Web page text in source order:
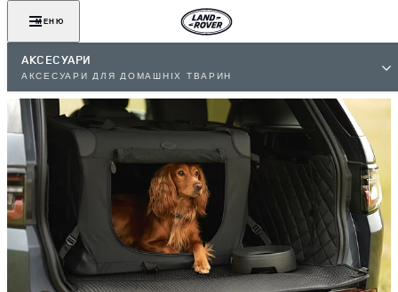
МЕНЮ
АКСЕСУАРИ
АКСЕСУАРИ ДЛЯ ДОМАШНІХ ТВАРИН